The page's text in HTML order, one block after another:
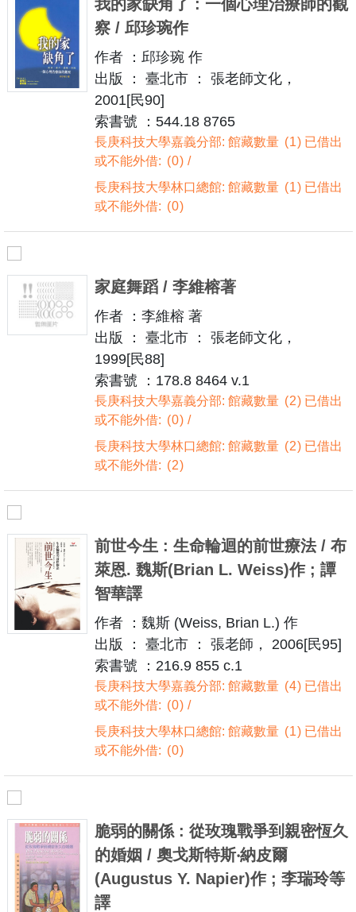
我的家缺角了 : 一個心理治療師的觀
察 / 邱珍琬作
作者 ：邱珍琬 作
出版 ： 臺北市 ： 張老師文化，
2001[民90]
索書號 ：544.18 8765
長庚科技大學嘉義分部: 館藏數量 1 已借出
或不能外借:
0
長庚科技大學林口總館: 館藏數量
1 已借出
或不能外借:
0
家庭舞蹈 / 李維榕著
作者 ：李維榕 著
出版 ： 臺北市 ： 張老師文化，
1999[民88]
索書號 ：178.8 8464 v.1
長庚科技大學嘉義分部: 館藏數量 2 已借出
或不能外借:
0
長庚科技大學林口總館: 館藏數量
2 已借出
或不能外借:
2
前世今生 : 生命輪迴的前世療法 / 布
萊恩. 魏斯(Brian L. Weiss)作 ; 譚
智華譯
作者 ：魏斯 (Weiss, Brian L.) 作
出版 ： 臺北市 ： 張老師， 2006[民95]
索書號 ：216.9 855 c.1
長庚科技大學嘉義分部: 館藏數量 4 已借出
或不能外借:
0
長庚科技大學林口總館: 館藏數量
1 已借出
或不能外借:
0
脆弱的關係 : 從玫瑰戰爭到親密恆久
的婚姻 / 奧戈斯特斯‧納皮爾
(Augustus Y. Napier)作 ; 李瑞玲等
譯